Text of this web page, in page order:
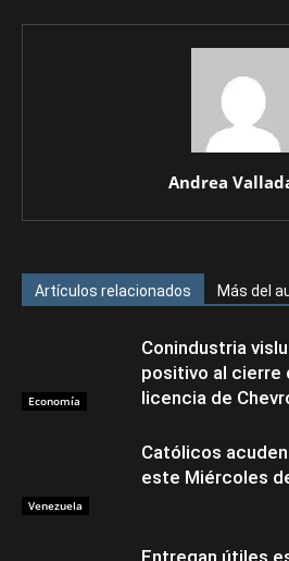
Andrea
Artículos relacionados Más del
Economía
Conindustria
positivo al cierre
licencia de
Venezuela
Católicos
este Miércoles
Entregan útiles